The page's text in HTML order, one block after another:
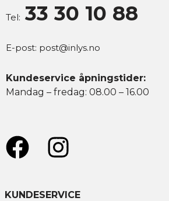
Tel: 33 30 10 88
E-post: post@inlys.no
Kundeservice åpningstider:
Mandag – fredag: 08.00 – 16.00
KUNDESERVICE